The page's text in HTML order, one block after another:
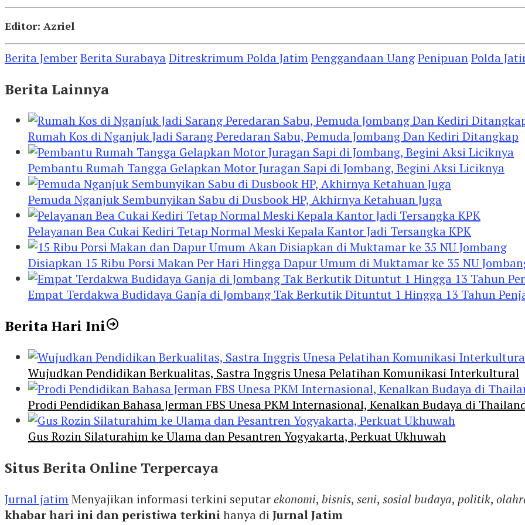
Editor: Azriel
Berita JemberBerita SurabayaDitreskrimum Polda JatimPenggandaan UangPenipuanPolda
Berita Lainnya
Rumah Kos di Nganjuk Jadi Sarang Peredaran Sabu, Pemuda Jombang Dan Kediri Ditangkap
Pembantu Rumah Tangga Gelapkan Motor Juragan Sapi di Jombang, Begini Aksi Liciknya
Pemuda Nganjuk Sembunyikan Sabu di Dusbook HP, Akhirnya Ketahuan Juga
Pelayanan Bea Cukai Kediri Tetap Normal Meski Kepala Kantor Jadi Tersangka KPK
Disiapkan 15 Ribu Porsi Makan Per Hari Hingga Dapur Umum di Muktamar ke 35 NU
Empat Terdakwa Budidaya Ganja di Jombang Tak Berkutik Dituntut 1 Hingga 13 Tahun
Berita Hari Ini
Wujudkan Pendidikan Berkualitas, Sastra Inggris Unesa Pelatihan Komunikasi Interkultural
Prodi Pendidikan Bahasa Jerman FBS Unesa PKM Internasional, Kenalkan Budaya di
Gus Rozin Silaturahim ke Ulama dan Pesantren Yogyakarta, Perkuat Ukhuwah
Situs Berita Online Terpercaya
Jurnal jatimMenyajikan informasi terkini seputarekonomi, bisnis, seni, sosial budaya, politik,
khabar hari ini dan peristiwa terkinihanya di Jurnal Jatim